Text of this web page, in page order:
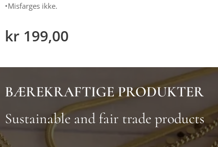
•Misfarges ikke.
kr 199,00
BÆREKRAFTIGE PRODUKTER
Sustainable and fair trade products